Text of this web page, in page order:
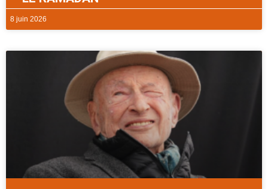
8 juin 2026